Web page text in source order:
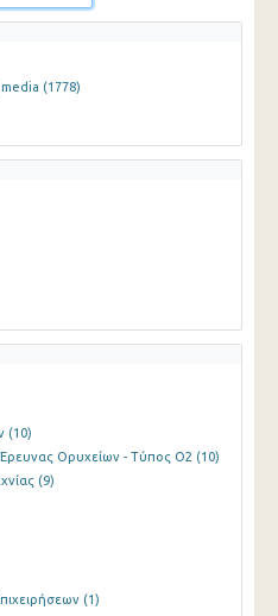
(1778)
(10)
Έρευνας Ορυχείων - Τύπος Ο2 (10)
(9)
(1)